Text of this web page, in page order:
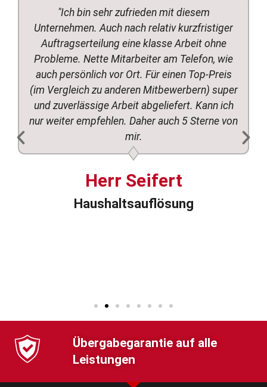
"Ich bin sehr zufrieden mit diesem
Unternehmen. Auch nach relativ kurzfristiger
Auftragserteilung eine klasse Arbeit ohne
Probleme. Nette Mitarbeiter am Telefon, wie
auch persönlich vor Ort. Für einen Top-Preis
(im Vergleich zu anderen Mitbewerbern) super
und zuverlässige Arbeit abgeliefert. Kann ich
nur weiter empfehlen. Daher auch 5 Sterne von
mir.
Herr Seifert
Haushaltsauflösung
Übergabegarantie auf alle
Leistungen